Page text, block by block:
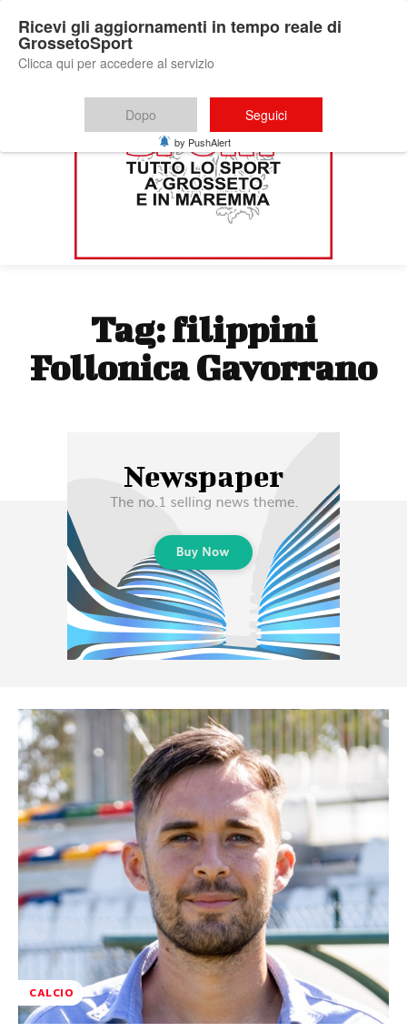
Tag:filippini
Follonica Gavorrano
CALCIO
Ricevi gli aggiornamenti in tempo reale di
GrossetoSport
Clicca qui per accedere al servizio
Dopo Seguici
by PushAlert